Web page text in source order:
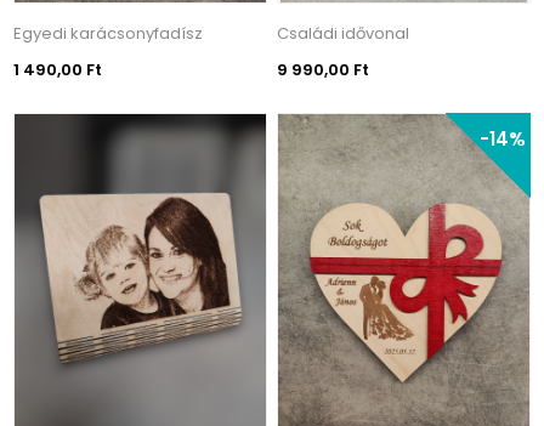
Egyedi karácsonyfadísz
1 490,00 Ft
Családi idővonal
9 990,00 Ft
-14%